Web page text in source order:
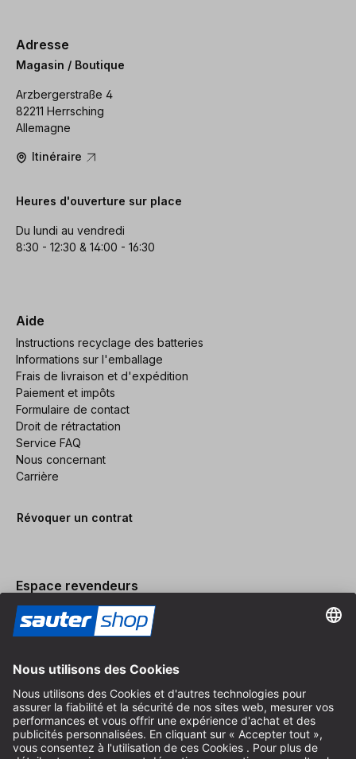
Adresse
Magasin / Boutique
Arzbergerstraße 4
82211 Herrsching
Allemagne
Itinéraire
Heures d'ouverture sur place
Du lundi au vendredi
8:30 - 12:30 & 14:00 - 16:30
Aide
Instructions recyclage des batteries
Informations sur l'emballage
Frais de livraison et d'expédition
Paiement et impôts
Formulaire de contact
Droit de rétractation
Service FAQ
Nous concernant
Carrière
Révoquer un contrat
Espace revendeurs
Devenir revendeur
Mentions légales
Conditions Générales